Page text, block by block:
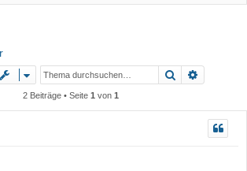
el rie
Suche
2 Beiträge • Seite 1 von 1